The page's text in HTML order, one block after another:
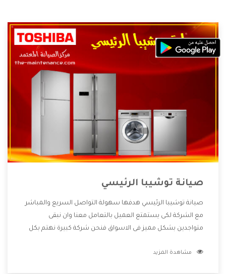
صيانة توشيبا الرئيسي
صيانة توشيبا الرئيسي هدفها سهولة التواصل السريع والمباشر
مع الشركة لكى يستمتع العميل بالتعامل معنا وان نبقى
متواجدين بشكل مميز فى الاسواق فنحن شركة كبيرة نهتم بكل
الشركة بها والتى تكون منها خدمة الصيانة التى تكون من أهم
مشاهدة المزيد